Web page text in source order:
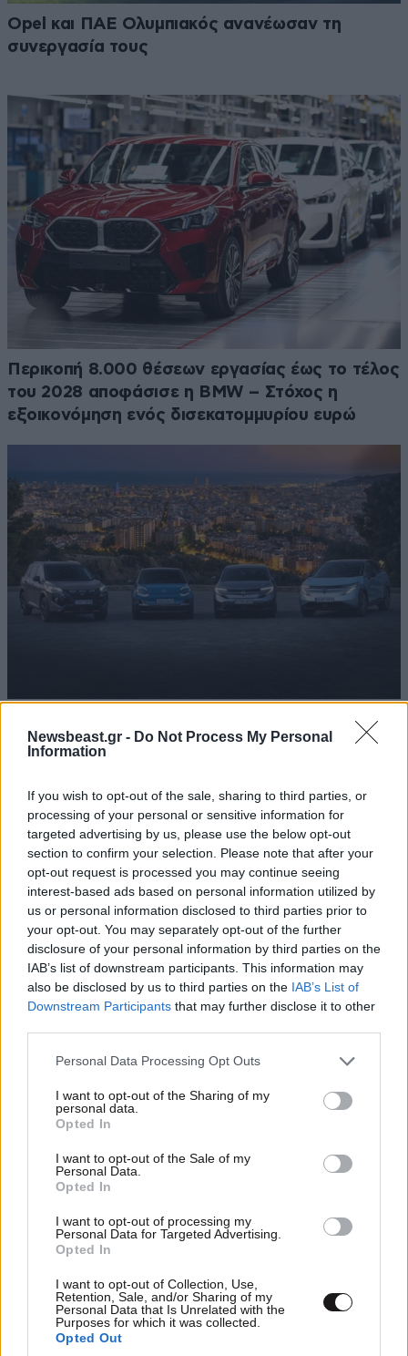
Newsbeast.gr - Do Not Process My Personal
Information
If you wish to opt-out of the sale, sharing to third parties, or
processing of your personal or sensitive information for
targeted advertising by us, please use the below opt-out
section to confirm your selection. Please note that after your
opt-out request is processed you may continue seeing
interest-based ads based on personal information utilized by
us or personal information disclosed to third parties prior to
your opt-out. You may separately opt-out of the further
disclosure of your personal information by third parties on the
IAB’s list of downstream participants. This information may
also be disclosed by us to third parties on the IAB’s List of
Downstream Participants that may further disclose it to other
Please note that this website/app uses one or more Google
not limited to your visit or usage behaviour. You may click to
grant or deny consent to Google and its third-party tags to
use your data for below specified purposes in below Google
consent section.
Personal Data Processing Opt Outs
I want to opt-out of the Sharing of my
personal data.
Opted In
I want to opt-out of the Sale of my
Personal Data.
Opted In
I want to opt-out of processing my
Personal Data for Targeted Advertising.
Opted In
I want to opt-out of Collection, Use,
Retention, Sale, and/or Sharing of my
Personal Data that Is Unrelated with the
Purposes for which it was collected.
Opted Out
Opel και ΠΑΕ Ολυμπιακός ανανέωσαν τη
συνεργασία τους
Περικοπή 8.000 θέσεων εργασίας έως το τέλος
του 2028 αποφάσισε η BMW – Στόχος η
εξοικονόμηση ενός δισεκατομμυρίου ευρώ
Η Nissan συνεχίζει να «ηλεκτρίζει» τα πλήθη
Ακολουθήστε τοNEWSBEASTστοGoogle News
και μάθετε πρώτοι όλες τις ειδήσεις
ΣΧΌΛΙΑ ΑΝΑΓΝΩΣΤΏΝ
ΠΡΟΣΘΕΣΤΕ ΤΟ ΣΧΟΛΙΟ ΣΑΣ